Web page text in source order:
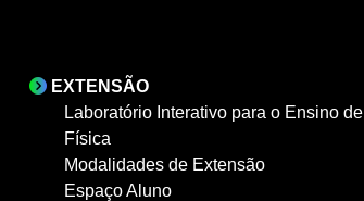
EXTENSÃO
Laboratório Interativo para o Ensino de
Física
Modalidades de Extensão
Espaço Aluno